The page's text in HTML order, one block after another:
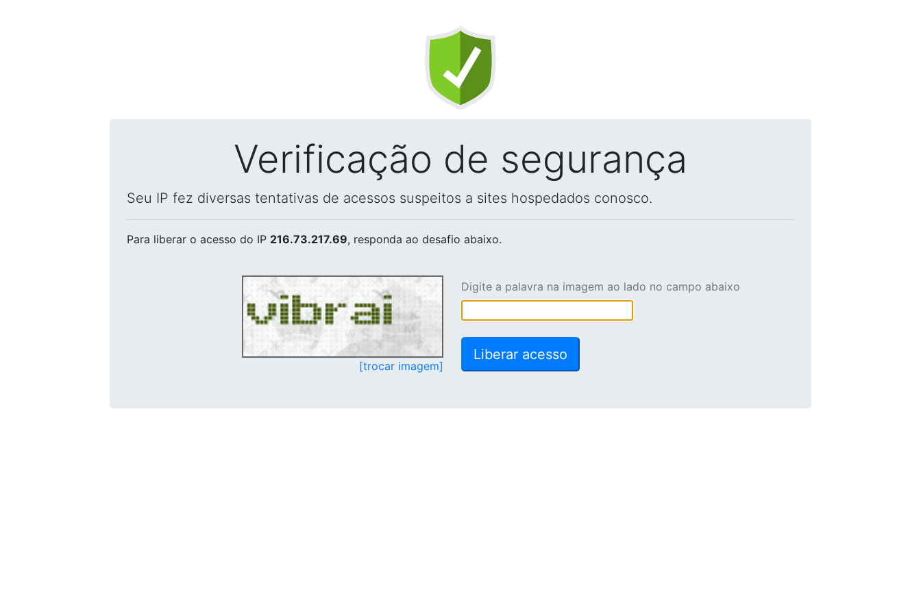
Verificação de segurança
Seu IP fez diversas tentativas de acessos suspeitos a sites hospedados conosco.
Para liberar o acesso do IP 216.73.217.69, responda ao desafio abaixo.
[trocar imagem]
Digite a palavra na imagem ao lado no campo abaixo